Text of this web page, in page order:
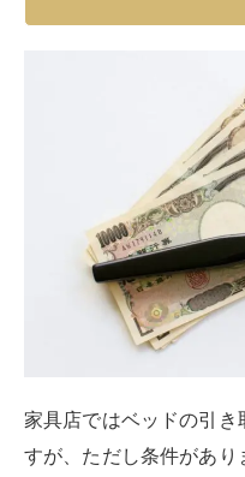
家具店ではベッドの引き
すが、ただし条件があり